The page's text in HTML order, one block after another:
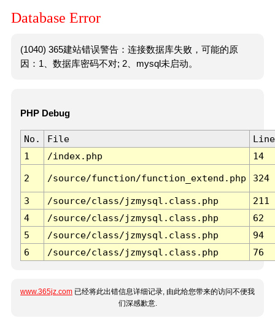
Database Error
(1040) 365建站错误警告：连接数据库失败，可能的原
因：1、数据库密码不对; 2、mysql未启动。
PHP Debug
No. File
Line
1
/index.php 14
2 /source/function/function_extend.php 324
3 /source/class/jzmysql.class.php
211
4
/source/class/jzmysql.class.php
62
5
/source/class/jzmysql.class.php
94
6
/source/class/jzmysql.class.php 76
www.365jz.com 已经将此出错信息详细记录, 由此给您带来的访问不便我
们深感歉意.